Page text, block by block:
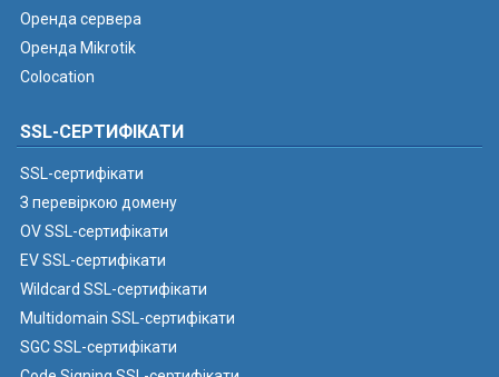
Оренда сервера
Оренда Mikrotik
Colocation
SSL-СЕРТИФІКАТИ
SSL-сертифікати
З перевіркою домену
OV SSL-сертифікати
EV SSL-сертифікати
Wildcard SSL-сертифікати
Multidomain SSL-сертифікати
SGC SSL-сертифікати